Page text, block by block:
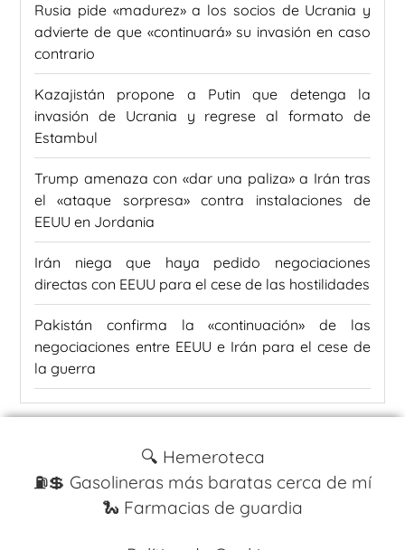
Rusia pide «madurez» a los socios de Ucrania y
advierte de que «continuará» su invasión en caso
contrario
Kazajistán propone a Putin que detenga la
invasión de Ucrania y regrese al formato de
Estambul
Trump amenaza con «dar una paliza» a Irán tras
el «ataque sorpresa» contra instalaciones de
EEUU en Jordania
Irán niega que haya pedido negociaciones
directas con EEUU para el cese de las hostilidades
Pakistán confirma la «continuación» de las
negociaciones entre EEUU e Irán para el cese de
la guerra
🔍 Hemeroteca
⛽️💲 Gasolineras más baratas cerca de mí
🐍 Farmacias de guardia